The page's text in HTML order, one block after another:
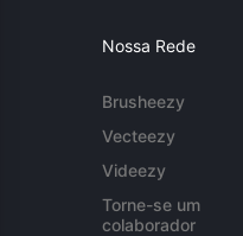
Nossa Rede
Brusheezy
Vecteezy
Videezy
Torne-se um
colaborador